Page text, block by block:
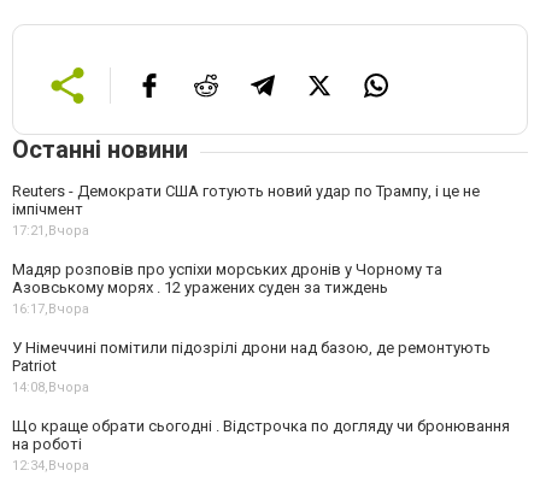
Останні новини
Reuters - Демократи США готують новий удар по Трампу, і це не
імпічмент
17:21, Вчора
Мадяр розповів про успіхи морських дронів у Чорному та
Азовському морях . 12 уражених суден за тиждень
16:17, Вчора
У Німеччині помітили підозрілі дрони над базою, де ремонтують
Patriot
14:08, Вчора
Що краще обрати сьогодні . Відстрочка по догляду чи бронювання
на роботі
12:34, Вчора